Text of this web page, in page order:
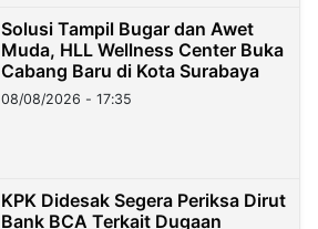
Solusi Tampil Bugar dan Awet
Muda, HLL Wellness Center Buka
Cabang Baru di Kota Surabaya
08/08/2026 - 17:35
KPK Didesak Segera Periksa Dirut
Bank BCA Terkait Dugaan